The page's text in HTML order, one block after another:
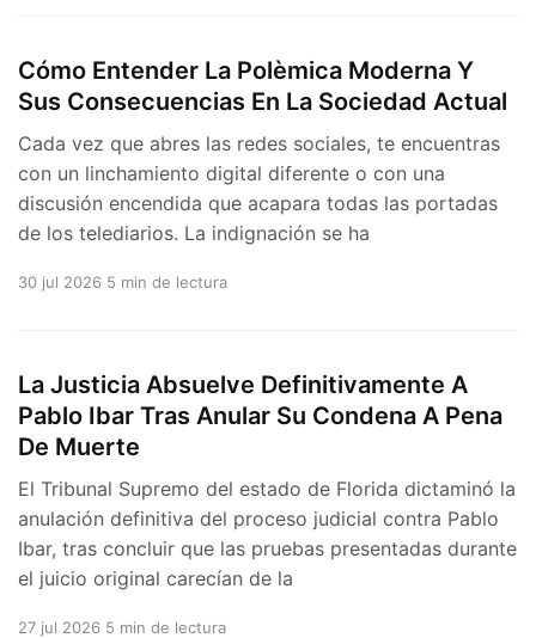
Cómo Entender La Polèmica Moderna Y
Sus Consecuencias En La Sociedad Actual
Cada vez que abres las redes sociales, te encuentras
con un linchamiento digital diferente o con una
discusión encendida que acapara todas las portadas
de los telediarios. La indignación se ha
30 jul 2026 5 min de lectura
La Justicia Absuelve Definitivamente A
Pablo Ibar Tras Anular Su Condena A Pena
De Muerte
El Tribunal Supremo del estado de Florida dictaminó la
anulación definitiva del proceso judicial contra Pablo
Ibar, tras concluir que las pruebas presentadas durante
el juicio original carecían de la
27 jul 2026 5 min de lectura